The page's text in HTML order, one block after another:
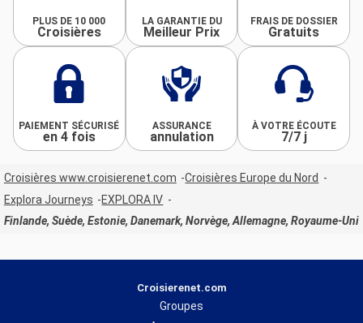
PLUS DE 10 000
Croisières
LA GARANTIE DU
Meilleur Prix
FRAIS DE DOSSIER
Gratuits
PAIEMENT SÉCURISÉ
en 4 fois
ASSURANCE
annulation
À VOTRE ÉCOUTE
7/7 j
Croisières www.croisierenet.com
Croisières Europe du Nord
Explora Journeys
EXPLORA IV
Finlande, Suède, Estonie, Danemark, Norvège, Allemagne, Royaume-Uni
Croisierenet.com
Groupes